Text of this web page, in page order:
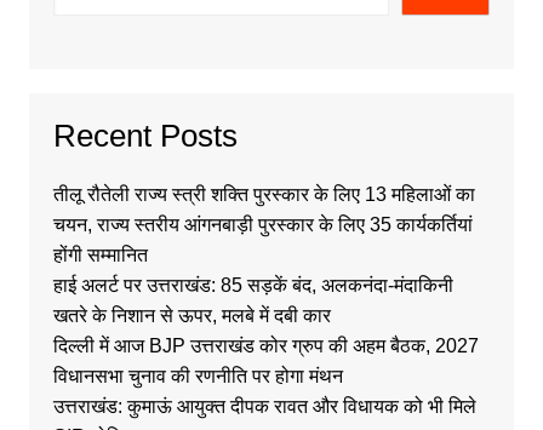
Recent Posts
तीलू रौतेली राज्य स्त्री शक्ति पुरस्कार के लिए 13 महिलाओं का
चयन, राज्य स्तरीय आंगनबाड़ी पुरस्कार के लिए 35 कार्यकर्तियां
होंगी सम्मानित
हाई अलर्ट पर उत्तराखंड: 85 सड़कें बंद, अलकनंदा-मंदाकिनी
खतरे के निशान से ऊपर, मलबे में दबी कार
दिल्ली में आज BJP उत्तराखंड कोर ग्रुप की अहम बैठक, 2027
विधानसभा चुनाव की रणनीति पर होगा मंथन
उत्तराखंड: कुमाऊं आयुक्त दीपक रावत और विधायक को भी मिले